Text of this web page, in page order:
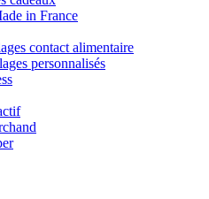
in France
contact alimentaire
personnalisés